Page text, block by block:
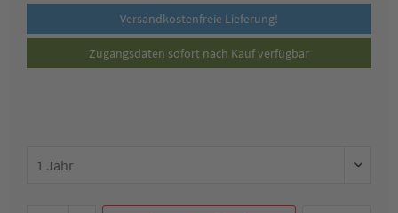
Versandkostenfreie Lieferung!
Zugangsdaten sofort nach Kauf verfügbar